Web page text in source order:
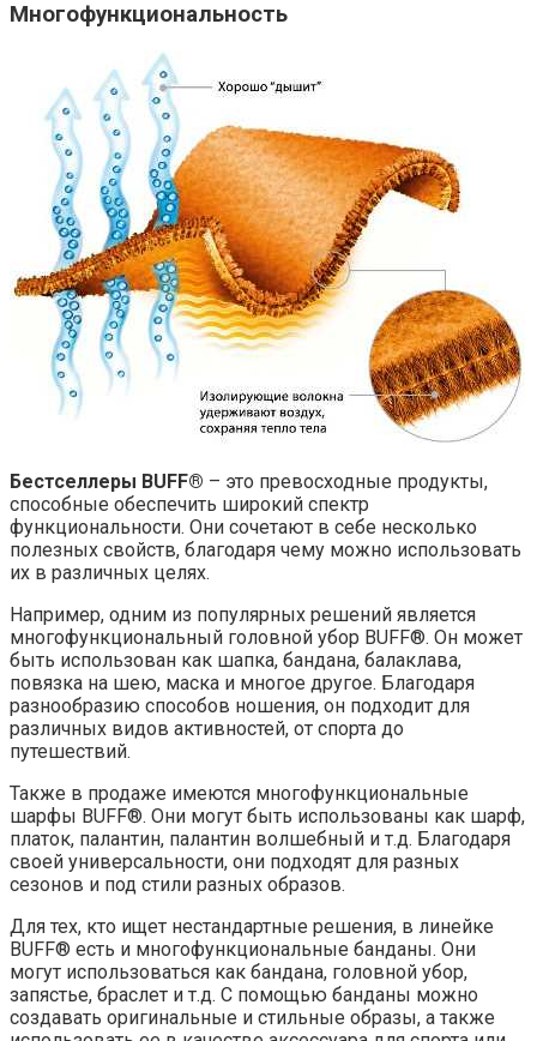
Многофункциональность
Бестселлеры BUFF® – это превосходные продукты,
способные обеспечить широкий спектр
функциональности. Они сочетают в себе несколько
полезных свойств, благодаря чему можно использовать
их в различных целях.
Например, одним из популярных решений является
многофункциональный головной убор BUFF®. Он может
быть использован как шапка, бандана, балаклава,
повязка на шею, маска и многое другое. Благодаря
разнообразию способов ношения, он подходит для
различных видов активностей, от спорта до
путешествий.
Также в продаже имеются многофункциональные
шарфы BUFF®. Они могут быть использованы как шарф,
платок, палантин, палантин волшебный и т.д. Благодаря
своей универсальности, они подходят для разных
сезонов и под стили разных образов.
Для тех, кто ищет нестандартные решения, в линейке
BUFF® есть и многофункциональные банданы. Они
могут использоваться как бандана, головной убор,
запястье, браслет и т.д. С помощью банданы можно
создавать оригинальные и стильные образы, а также